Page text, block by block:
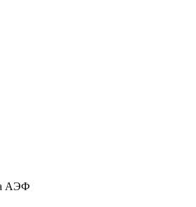
АЭФ